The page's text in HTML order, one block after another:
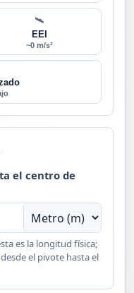
🛰
EEI
~0 m/s²
el centro de
es la longitud física;
el pivote hasta el